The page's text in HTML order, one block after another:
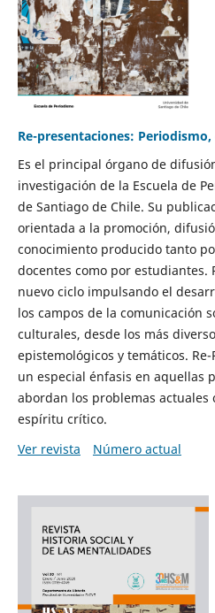
Re-presentaciones:
Es el principal órgano de
investigación de la Escuela de
de Santiago de Chile. Su
orientada a la promoción,
conocimiento producido tanto
docentes como por estudiantes.
nuevo ciclo impulsando el
los campos de la comunicación
culturales, desde los más
epistemológicos y temáticos.
un especial énfasis en aquellas
abordan los problemas
espíritu crítico.
Ver revista
Número actual